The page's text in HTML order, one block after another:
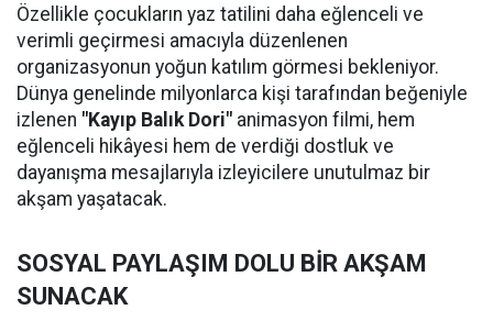
Özellikle çocukların yaz tatilini daha eğlenceli ve
verimli geçirmesi amacıyla düzenlenen
organizasyonun yoğun katılım görmesi bekleniyor.
Dünya genelinde milyonlarca kişi tarafından beğeniyle
izlenen "Kayıp Balık Dori" animasyon filmi, hem
eğlenceli hikâyesi hem de verdiği dostluk ve
dayanışma mesajlarıyla izleyicilere unutulmaz bir
akşam yaşatacak.
SOSYAL PAYLAŞIM DOLU BİR AKŞAM
SUNACAK